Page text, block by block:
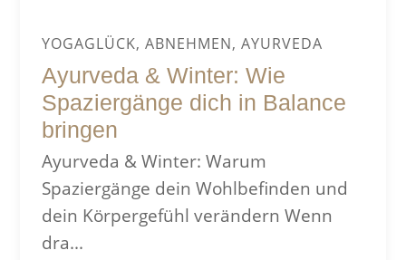
YOGAGLÜCK, ABNEHMEN, AYURVEDA
Ayurveda & Winter: Wie
Spaziergänge dich in Balance
bringen
Ayurveda & Winter: Warum
Spaziergänge dein Wohlbefinden und
dein Körpergefühl verändern Wenn
dra...